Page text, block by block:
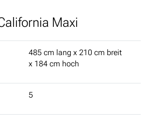
Maxi
485 cm lang x 210 cm breit
x 184 cm hoch
5